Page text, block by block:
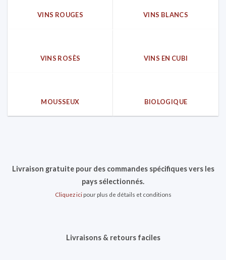
VINS ROUGES VINS BLANCS
VINS ROSÈS VINS EN CUBI
MOUSSEUX BIOLOGIQUE
Livraison gratuite pour des commandes spécifiques vers les
pays sélectionnés.
Cliquez icipour plus de détails et conditions
Livraisons & retours faciles